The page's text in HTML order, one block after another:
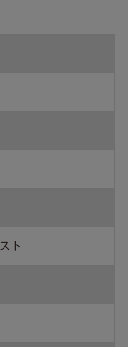
ト